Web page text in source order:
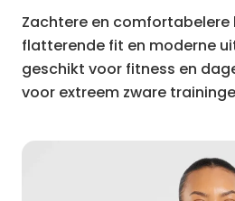
Zachtere en comfortabelere
flatterende fit en moderne
geschikt voor fitness en
voor extreem zware